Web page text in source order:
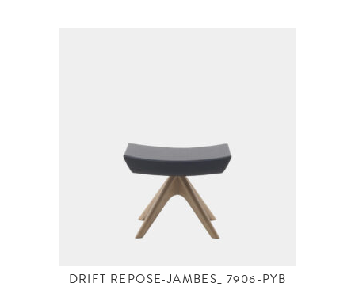
DRIFT REPOSE-JAMBES_ 7906-PYB